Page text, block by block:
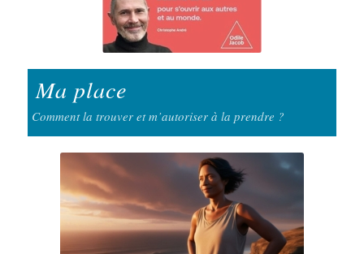
Ma place
Comment la trouver et m’autoriser à la prendre ?